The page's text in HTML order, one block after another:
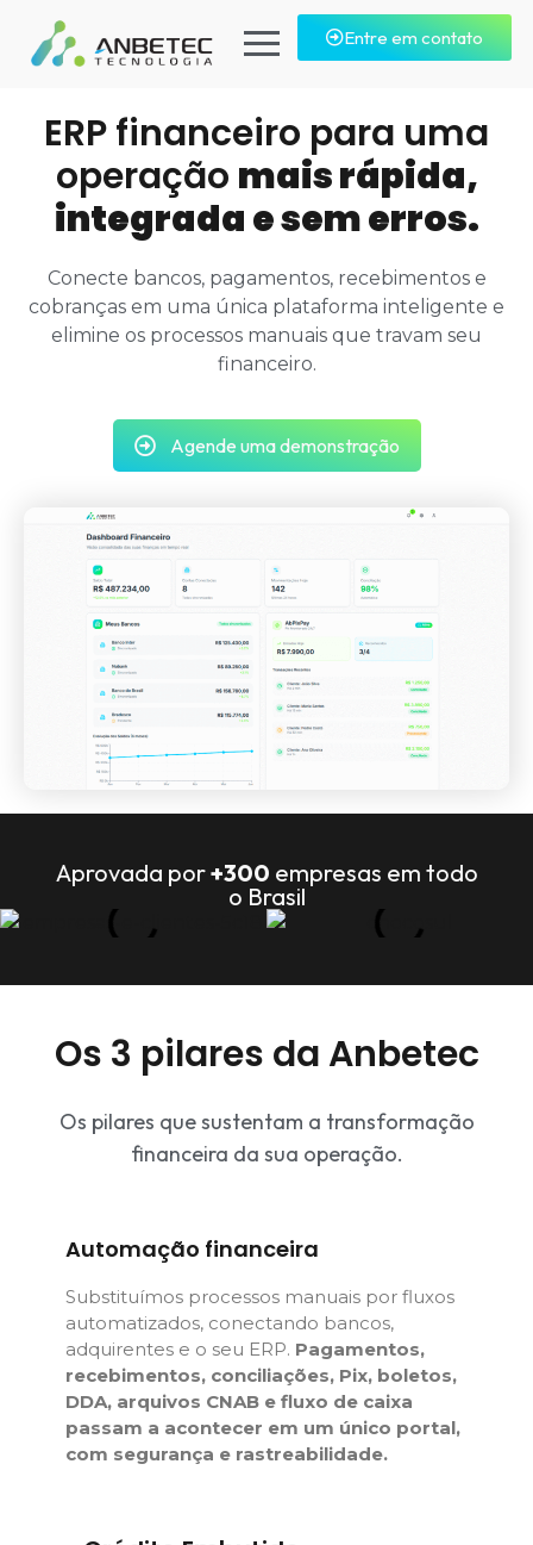
Entre em contato
ERP financeiro para uma
operação mais rápida,
integrada e sem erros.
Conecte bancos, pagamentos, recebimentos e
cobranças em uma única plataforma inteligente e
elimine os processos manuais que travam seu
financeiro.
Agende uma demonstração
Aprovada por+300 empresas em todo
o Brasil
Os 3 pilares da Anbetec
Os pilares que sustentam a transformação
financeira da sua operação.
Automação financeira
Substituímos processos manuais por fluxos
automatizados, conectando bancos,
adquirentes e o seu ERP. Pagamentos,
recebimentos, conciliações, Pix, boletos,
DDA, arquivos CNAB e fluxo de caixa
passam a acontecer em um único portal,
com segurança e rastreabilidade.